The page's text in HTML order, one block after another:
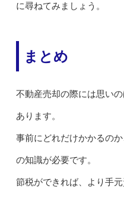
に尋ねてみましょう。
まとめ
不動産売却の際には思い
あります。
事前にどれだけかかるの
の知識が必要です。
節税ができれば、より手